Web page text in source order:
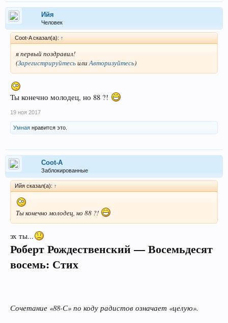
Ийя
Человек
Coot-A сказал(а): ↑
я первый поздравил!
(ЗарегистрируйтесьилиАвторизуйтесь)
Ты конечно молодец, но 88 ?!
19 ноя 2017
Умная нравится это.
Coot-A
Заблокированные
Ийя сказал(а): ↑
Ты конечно молодец, но 88 ?!
эх ты...
Роберт Рождественский — Восемьдесят
восемь: Стих
Сочетание «88-С» по коду радистов означает «целую».